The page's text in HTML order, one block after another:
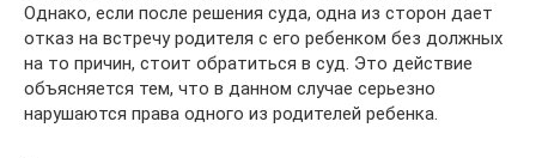
Однако, если после решения суда, одна из сторон дает
отказ на встречу родителя с его ребенком без должных
на то причин, стоит обратиться в суд. Это действие
объясняется тем, что в данном случае серьезно
нарушаются права одного из родителей ребенка.